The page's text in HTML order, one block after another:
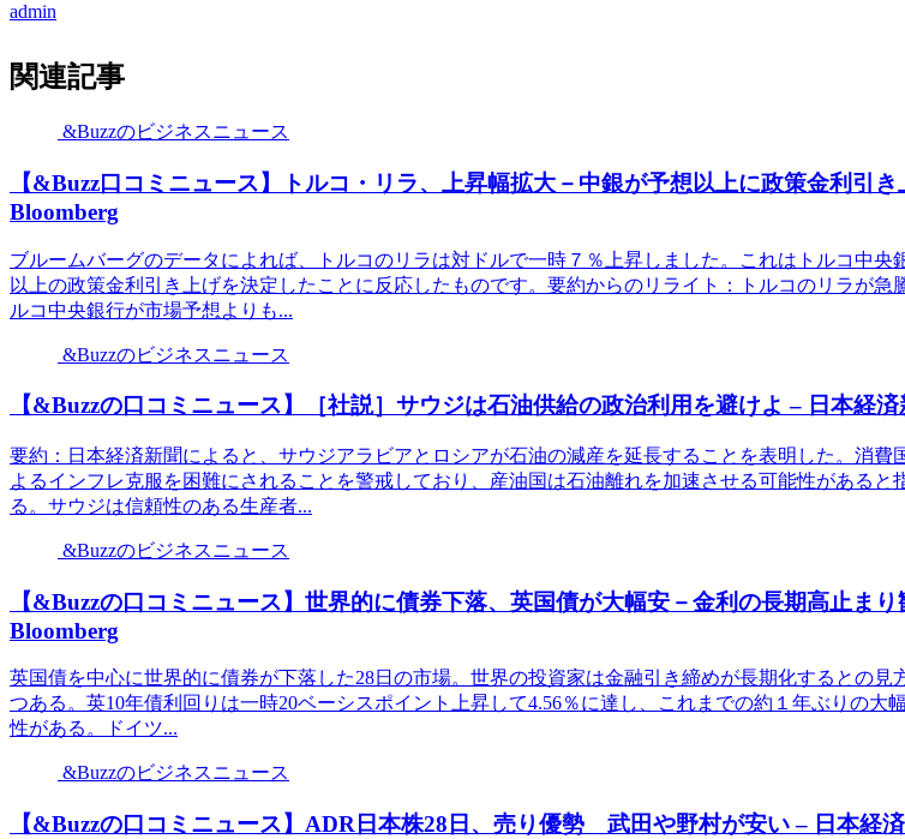
admin
関連記事
&Buzzのビジネスニュース
【&Buzz口コミニュース】トルコ・リラ、上昇幅拡大－中銀が予想以上に政策金利引き
Bloomberg
ブルームバーグのデータによれば、トルコのリラは対ドルで一時７％上昇しました。これはトルコ中央
以上の政策金利引き上げを決定したことに反応したものです。要約からのリライト：トルコのリラが急
ルコ中央銀行が市場予想よりも...
&Buzzのビジネスニュース
【&Buzzの口コミニュース】［社説］サウジは石油供給の政治利用を避けよ – 日本経済
要約：日本経済新聞によると、サウジアラビアとロシアが石油の減産を延長することを表明した。消費
よるインフレ克服を困難にされることを警戒しており、産油国は石油離れを加速させる可能性があると
る。サウジは信頼性のある生産者...
&Buzzのビジネスニュース
【&Buzzの口コミニュース】世界的に債券下落、英国債が大幅安－金利の長期高止まり
Bloomberg
英国債を中心に世界的に債券が下落した28日の市場。世界の投資家は金融引き締めが長期化するとの見
つある。英10年債利回りは一時20ベーシスポイント上昇して4.56％に達し、これまでの約１年ぶりの大
性がある。ドイツ...
&Buzzのビジネスニュース
【&Buzzの口コミニュース】ADR日本株28日、売り優勢 武田や野村が安い – 日本経